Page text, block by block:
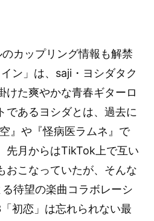
カップリング情報も解禁
ン」は、saji・ヨシダタク
けた爽やかな青春ギターロ
であるヨシダとは、過去に
』や『怪病医ラムネ』で
先月からはTikTok上で互い
おこなっていたが、そんな
待望の楽曲コラボレーシ
初恋」は忘れられない最